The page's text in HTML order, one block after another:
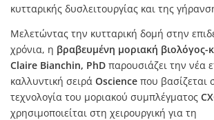
κυτταρικής δυσλειτουργίας και της
Μελετώντας την κυτταρική δομή στην
χρόνια, η βραβευμένη μοριακή βιολόγος-
Claire Bianchin, PhD παρουσιάζει την νέα
καλλυντική σειρά Oscience που βασίζεται
τεχνολογία του μοριακού συμπλέγματος
χρησιμοποιείται στη χειρουργική για τη